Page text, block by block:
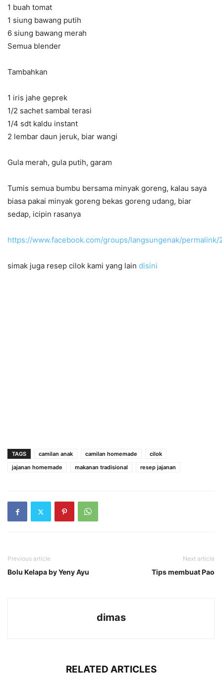
1 buah tomat
1 siung bawang putih
6 siung bawang merah
Semua blender
Tambahkan
1 iris jahe geprek
1/2 sachet sambal terasi
1/4 sdt kaldu instant
2 lembar daun jeruk, biar wangi
Gula merah, gula putih, garam
Tumis semua bumbu bersama minyak goreng, kalau saya
biasa pakai minyak goreng bekas goreng udang, biar
sedap, icipin rasanya
https://www.facebook.com/groups/langsungenak/
simak juga resep cilok kami yang lain disini
TAGS camilan anak camilan homemade
cilok
jajanan homemade
makanan tradisional resep jajanan
Previous article
Bolu Kelapa by Yeny Ayu
Next article
Tips membuat Pao
dimas
RELATED ARTICLES